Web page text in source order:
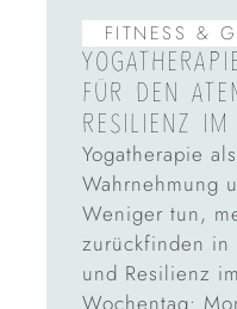
FITNESS &
FÜR DEN
RESILIENZ IM
Yogatherapie
Wahrnehmung
Weniger tun,
zurückfinden in
und Resilienz
Wochentag: